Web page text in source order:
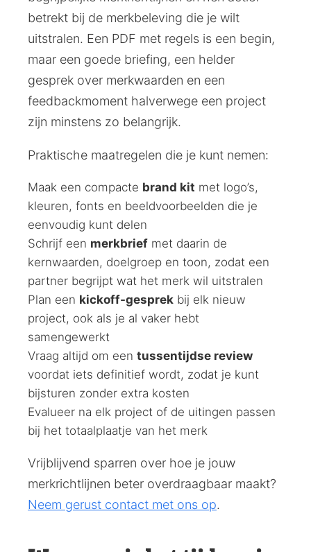
betrekt bij de merkbeleving die je wilt
uitstralen. Een PDF met regels is een begin,
maar een goede briefing, een helder
gesprek over merkwaarden en een
feedbackmoment halverwege een project
zijn minstens zo belangrijk.
Praktische maatregelen die je kunt nemen:
Maak een compacte brand kit met logo’s,
kleuren, fonts en beeldvoorbeelden die je
eenvoudig kunt delen
Schrijf een merkbrief met daarin de
kernwaarden, doelgroep en toon, zodat een
partner begrijpt wat het merk wil uitstralen
Plan een kickoff-gesprek bij elk nieuw
project, ook als je al vaker hebt
samengewerkt
Vraag altijd om een tussentijdse review
voordat iets definitief wordt, zodat je kunt
bijsturen zonder extra kosten
Evalueer na elk project of de uitingen passen
bij het totaalplaatje van het merk
Vrijblijvend sparren over hoe je jouw
merkrichtlijnen beter overdraagbaar maakt?
Neem gerust contact met ons op.